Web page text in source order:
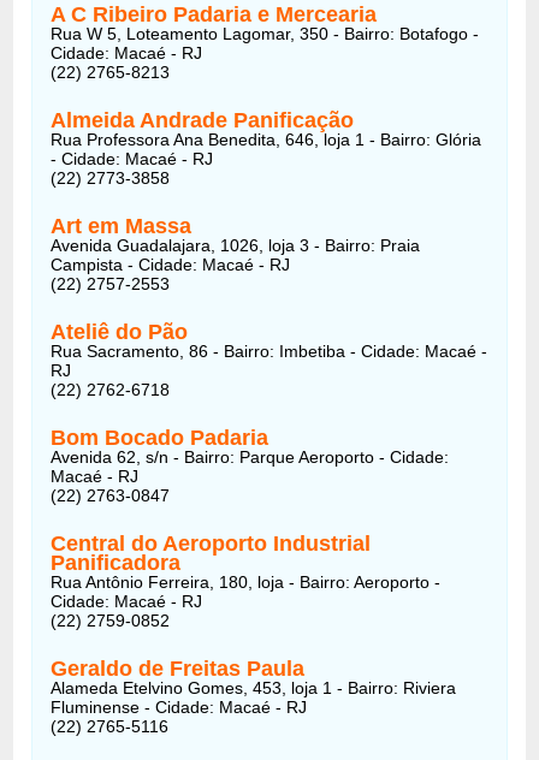
A C Ribeiro Padaria e Mercearia
Rua W 5, Loteamento Lagomar, 350 - Bairro: Botafogo -
Cidade: Macaé - RJ
(22) 2765-8213
Almeida Andrade Panificação
Rua Professora Ana Benedita, 646, loja 1 - Bairro: Glória
- Cidade: Macaé - RJ
(22) 2773-3858
Art em Massa
Avenida Guadalajara, 1026, loja 3 - Bairro: Praia
Campista - Cidade: Macaé - RJ
(22) 2757-2553
Ateliê do Pão
Rua Sacramento, 86 - Bairro: Imbetiba - Cidade: Macaé -
RJ
(22) 2762-6718
Bom Bocado Padaria
Avenida 62, s/n - Bairro: Parque Aeroporto - Cidade:
Macaé - RJ
(22) 2763-0847
Central do Aeroporto Industrial
Panificadora
Rua Antônio Ferreira, 180, loja - Bairro: Aeroporto -
Cidade: Macaé - RJ
(22) 2759-0852
Geraldo de Freitas Paula
Alameda Etelvino Gomes, 453, loja 1 - Bairro: Riviera
Fluminense - Cidade: Macaé - RJ
(22) 2765-5116